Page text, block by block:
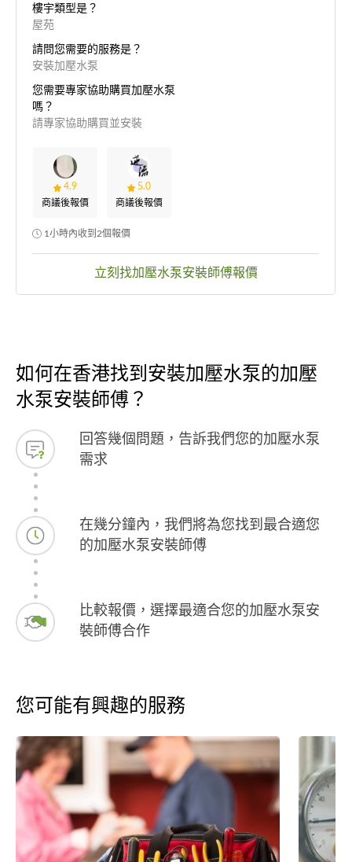
樓宇類型是？
屋苑
請問您需要的服務是？
安裝加壓水泵
您需要專家協助購買加壓水泵
嗎？
請專家協助購買並安裝
4.9
商議後報價
5.0
商議後報價
1小時內收到2個報價
立刻找加壓水泵安裝師傅報價
如何在香港找到安裝加壓水泵的加壓
水泵安裝師傅？
回答幾個問題，告訴我們您的加壓水泵
需求
在幾分鐘內，我們將為您找到最合適您
的加壓水泵安裝師傅
比較報價，選擇最適合您的加壓水泵安
裝師傅合作
您可能有興趣的服務